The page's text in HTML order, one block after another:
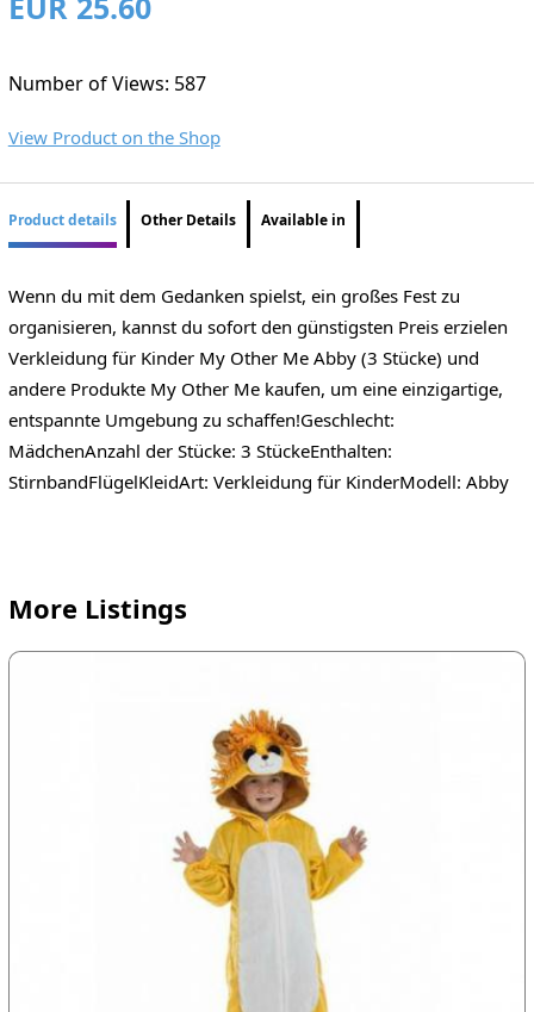
Number of Views: 587
View Product on the Shop
Product details Other Details Available in
Wenn du mit dem Gedanken spielst, ein großes Fest zu
organisieren, kannst du sofort den günstigsten Preis erzielen
Verkleidung für Kinder My Other Me Abby (3 Stücke) und
andere Produkte My Other Me kaufen, um eine einzigartige,
entspannte Umgebung zu schaffen!Geschlecht:
MädchenAnzahl der Stücke: 3 StückeEnthalten:
StirnbandFlügelKleidArt: Verkleidung für KinderModell: Abby
More Listings